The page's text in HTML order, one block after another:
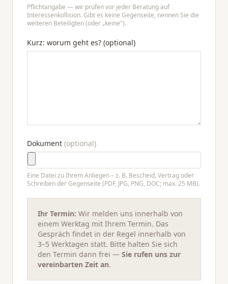
Pflichtangabe — wir prüfen vor jeder Beratung auf
Interessenkollision. Gibt es keine Gegenseite, nennen Sie die
weiteren Beteiligten (oder „keine").
Kurz: worum geht es? (optional)
Dokument (optional)
Eine Datei zu Ihrem Anliegen – z. B. Bescheid, Vertrag oder
Schreiben der Gegenseite (PDF, JPG, PNG, DOC; max. 25 MB).
Ihr Termin: Wir melden uns innerhalb von
einem Werktag mit Ihrem Termin. Das
Gespräch findet in der Regel innerhalb von
3–5 Werktagen statt. Bitte halten Sie sich
den Termin dann frei — Sie rufen uns zur
vereinbarten Zeit an.